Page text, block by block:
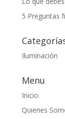
5 Preguntas
Iluminación
Menu
Inicio
Quienes